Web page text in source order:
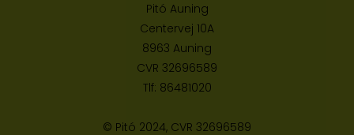
Pitó Auning
Centervej 10A
8963 Auning
CVR 32696589
Tlf: 86481020
© Pitó 2024, CVR 32696589